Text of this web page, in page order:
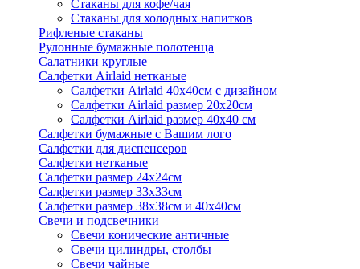
Стаканы для кофе/чая
Стаканы для холодных напитков
Рифленые стаканы
Рулонные бумажные полотенца
Салатники круглые
Салфетки Airlaid нетканые
Салфетки Airlaid 40х40см с дизайном
Салфетки Airlaid размер 20х20см
Салфетки Airlaid размер 40х40 см
Салфетки бумажные с Вашим лого
Салфетки для диспенсеров
Салфетки нетканые
Салфетки размер 24х24см
Салфетки размер 33х33см
Салфетки размер 38х38см и 40х40см
Свечи и подсвечники
Свечи конические античные
Свечи цилиндры, столбы
Свечи чайные